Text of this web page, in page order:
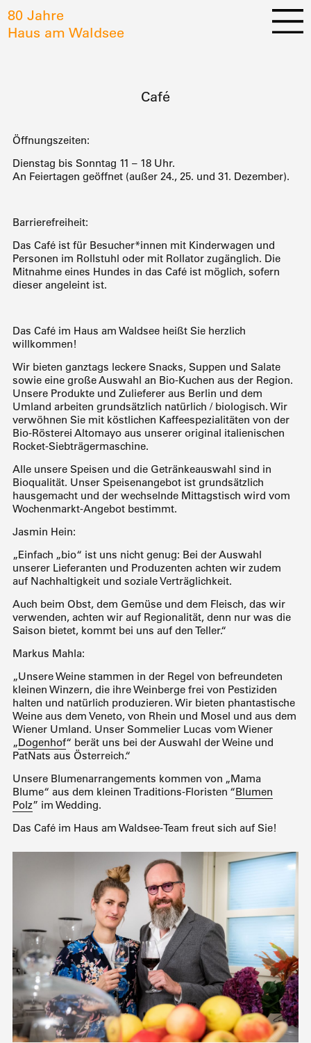
80 Jahre
Haus am Waldsee
Café
Öffnungszeiten:
Dienstag bis Sonntag 11 – 18 Uhr.
An Feiertagen geöffnet (außer 24., 25. und 31. Dezember).
Barrierefreiheit:
Das Café ist für Besucher*innen mit Kinderwagen und
Personen im Rollstuhl oder mit Rollator zugänglich. Die
Mitnahme eines Hundes in das Café ist möglich, sofern
dieser angeleint ist.
Das Café im Haus am Waldsee heißt Sie herzlich
willkommen!
Wir bieten ganztags leckere Snacks, Suppen und Salate
sowie eine große Auswahl an Bio-Kuchen aus der Region.
Unsere Produkte und Zulieferer aus Berlin und dem
Umland arbeiten grundsätzlich natürlich / biologisch. Wir
verwöhnen Sie mit köstlichen Kaffeespezialitäten von der
Bio-Rösterei Altomayo aus unserer original italienischen
Rocket-Siebträgermaschine.
Alle unsere Speisen und die Getränkeauswahl sind in
Bioqualität. Unser Speisenangebot ist grundsätzlich
hausgemacht und der wechselnde Mittagstisch wird vom
Wochenmarkt-Angebot bestimmt.
Jasmin Hein:
„Einfach „bio“ ist uns nicht genug: Bei der Auswahl
unserer Lieferanten und Produzenten achten wir zudem
auf Nachhaltigkeit und soziale Verträglichkeit.
Auch beim Obst, dem Gemüse und dem Fleisch, das wir
verwenden, achten wir auf Regionalität, denn nur was die
Saison bietet, kommt bei uns auf den Teller.“
Markus Mahla:
„Unsere Weine stammen in der Regel von befreundeten
kleinen Winzern, die ihre Weinberge frei von Pestiziden
halten und natürlich produzieren. Wir bieten phantastische
Weine aus dem Veneto, von Rhein und Mosel und aus dem
Wiener Umland. Unser Sommelier Lucas vom Wiener
„Dogenhof“ berät uns bei der Auswahl der Weine und
PatNats aus Österreich.“
Unsere Blumenarrangements kommen von „Mama
Blume“ aus dem kleinen Traditions-Floristen “Blumen
Polz” im Wedding.
Das Café im Haus am Waldsee-Team freut sich auf Sie!